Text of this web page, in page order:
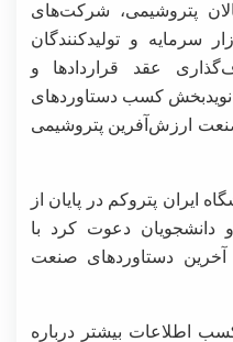
پتروشیمی، شرکت‌های
سرمایه و تولیدکنندگان
عقد قراردادها و
نویدبخش کسب دستاوردهای
ارزش‌آفرین پتروشیمی
ایران پتروکم در پایان از
دانشجویان دعوت کرد با
دستاوردهای صنعت
اطلاعات بیشتر درباره